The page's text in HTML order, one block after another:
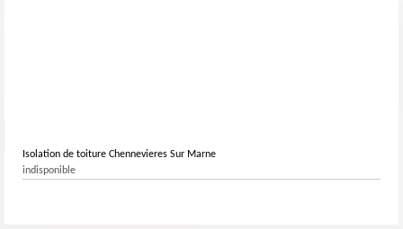
Isolation de toiture Chennevieres Sur Marne
indisponible